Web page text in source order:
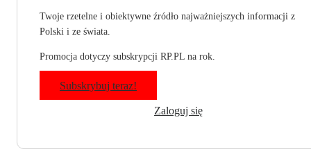
Twoje rzetelne i obiektywne źródło najważniejszych informacji z
Polski i ze świata.
Promocja dotyczy subskrypcji RP.PL na rok.
Subskrybuj teraz!
Zaloguj się